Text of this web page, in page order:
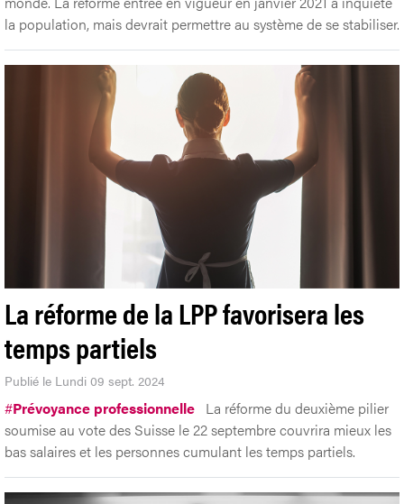
la population, mais devrait permettre au système de se stabiliser.
La réforme de la LPP favorisera les
temps partiels
Publié le Lundi 09 sept. 2024
#Prévoyance professionnelle La réforme du deuxième pilier
soumise au vote des Suisse le 22 septembre couvrira mieux les
bas salaires et les personnes cumulant les temps partiels.